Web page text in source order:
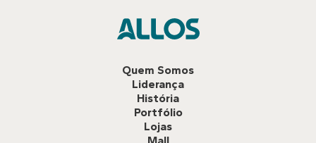
Quem Somos
Liderança
História
Portfólio
Lojas